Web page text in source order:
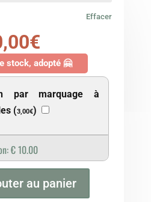
Effacer
€
prix
actuel
est :
10,00€.
stock, adopté 🤗
par marquage à
(3,00€)
€10.00
au panier